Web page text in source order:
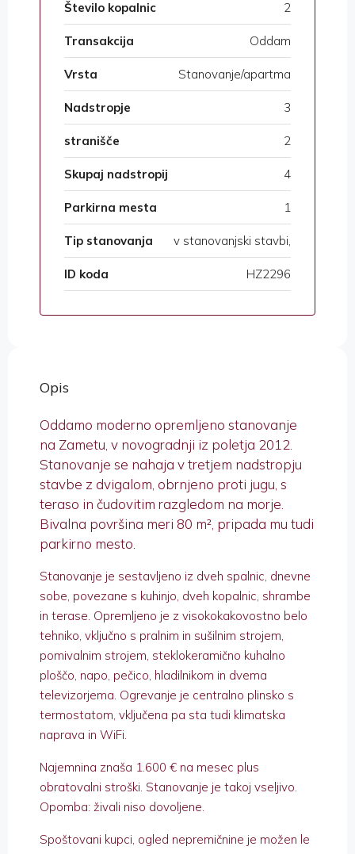
Število kopalnic 2
Transakcija Oddam
Vrsta Stanovanje/apartma
Nadstropje 3
stranišče 2
Skupaj nadstropij 4
Parkirna mesta 1
Tip stanovanja v stanovanjski stavbi,
ID koda HZ2296
Opis
Oddamo moderno opremljeno stanovanje
na Zametu, v novogradnji iz poletja 2012.
Stanovanje se nahaja v tretjem nadstropju
stavbe z dvigalom, obrnjeno proti jugu, s
teraso in čudovitim razgledom na morje.
Bivalna površina meri 80 m², pripada mu tudi
parkirno mesto.
Stanovanje je sestavljeno iz dveh spalnic, dnevne
sobe, povezane s kuhinjo, dveh kopalnic, shrambe
in terase. Opremljeno je z visokokakovostno belo
tehniko, vključno s pralnim in sušilnim strojem,
pomivalnim strojem, steklokeramično kuhalno
ploščo, napo, pečico, hladilnikom in dvema
televizorjema. Ogrevanje je centralno plinsko s
termostatom, vključena pa sta tudi klimatska
naprava in WiFi.
Najemnina znaša 1.600 € na mesec plus
obratovalni stroški. Stanovanje je takoj vseljivo.
Opomba: živali niso dovoljene.
Spoštovani kupci, ogled nepremičnine je možen le